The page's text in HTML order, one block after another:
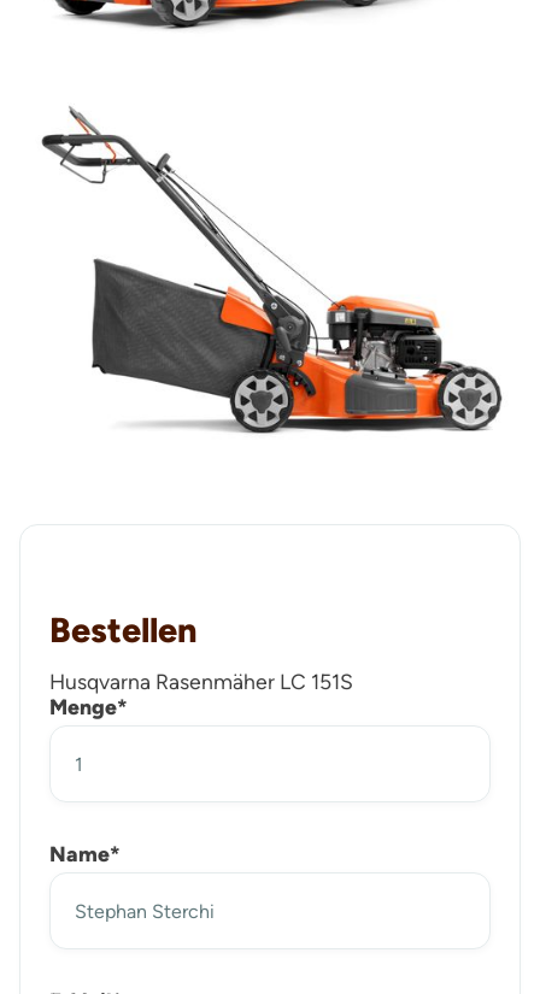
Bestellen
Husqvarna Rasenmäher LC 151S
Menge*
Name*